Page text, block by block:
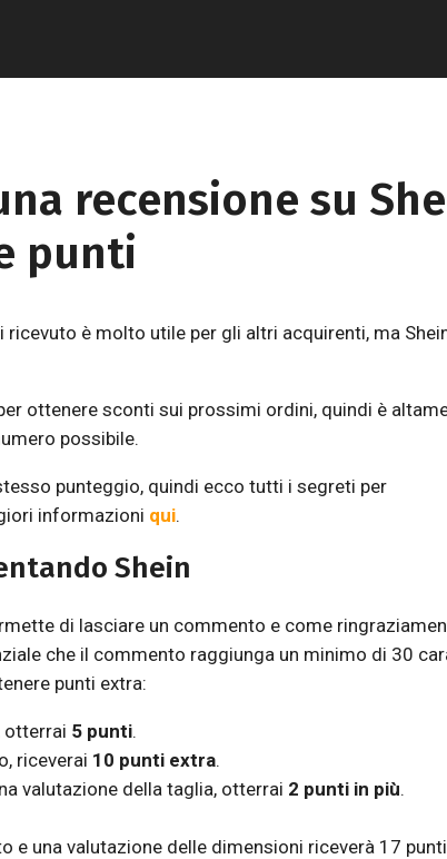
recensione su
punti
ricevuto è molto utile per gli altri acquirenti, ma
ottenere sconti sui prossimi ordini, quindi è
possibile.
punteggio, quindi ecco tutti i segreti per
informazioni qui.
Shein
di lasciare un commento e come
che il commento raggiunga un minimo di 30
punti extra:
otterrai 5 punti.
riceverai 10 punti extra.
valutazione della taglia, otterrai 2 punti in più.
e una valutazione delle dimensioni riceverà 17